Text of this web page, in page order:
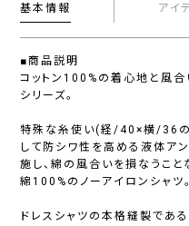
基本情報 アイ
■商品説明
コットン100%の着心地と風合
シリーズ。
特殊な糸使い(経/40×横/36の
して防シワ性を高める液体ア
施し、綿の風合いを損なうこ
綿100%のノーアイロンシャツ。
ドレスシャツの本格縫製である